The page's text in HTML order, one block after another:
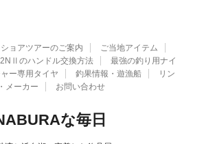
ョアツアーのご案内
ご当地アイテム
のハンドル交換方法
最強の釣り用ナイ
ー専用タイヤ 釣果情報・遊漁船
リン
メーカー
お問い合わせ
な毎日